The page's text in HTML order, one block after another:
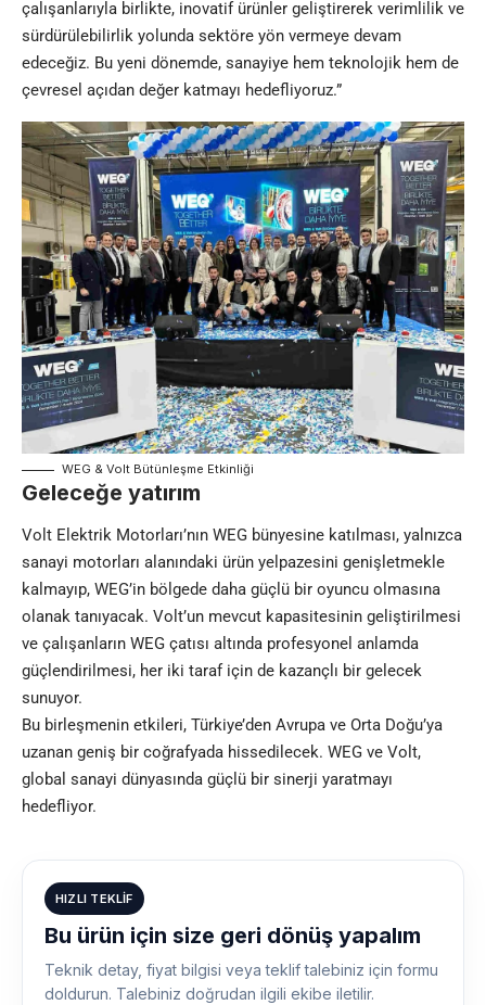
çalışanlarıyla birlikte, inovatif ürünler geliştirerek verimlilik ve
sürdürülebilirlik yolunda sektöre yön vermeye devam
edeceğiz. Bu yeni dönemde, sanayiye hem teknolojik hem de
çevresel açıdan değer katmayı hedefliyoruz.”
WEG & Volt Bütünleşme Etkinliği
Geleceğe yatırım
Volt Elektrik Motorları’nın WEG bünyesine katılması, yalnızca
sanayi motorları alanındaki ürün yelpazesini genişletmekle
kalmayıp, WEG’in bölgede daha güçlü bir oyuncu olmasına
olanak tanıyacak. Volt’un mevcut kapasitesinin geliştirilmesi
ve çalışanların WEG çatısı altında profesyonel anlamda
güçlendirilmesi, her iki taraf için de kazançlı bir gelecek
sunuyor.
Bu birleşmenin etkileri, Türkiye’den Avrupa ve Orta Doğu’ya
uzanan geniş bir coğrafyada hissedilecek. WEG ve Volt,
global sanayi dünyasında güçlü bir sinerji yaratmayı
hedefliyor.
HIZLI TEKLIF
Bu ürün için size geri dönüş yapalım
Teknik detay, fiyat bilgisi veya teklif talebiniz için formu
doldurun. Talebiniz doğrudan ilgili ekibe iletilir.